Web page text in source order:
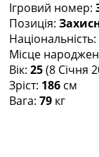
Перша
Всі
Ігровий номер:
Позиція:
Національність:
Місце
Вік: 25(8 Січня
Зріст: 186 см
Вага: 79 кг